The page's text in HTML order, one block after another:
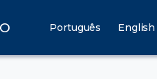
Português English